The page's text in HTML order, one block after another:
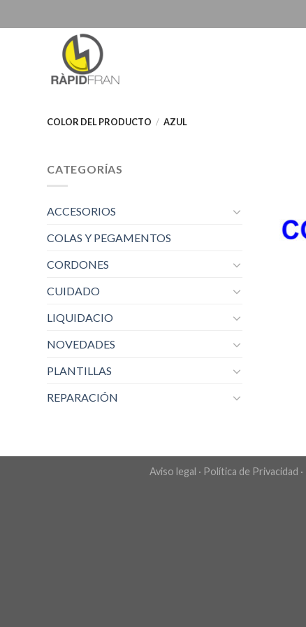
to
COLOR DEL PRODUCTO / AZUL
CATEGORÍAS
ACCESORIOS
COLAS Y PEGAMENTOS
CORDONES
CUIDADO
LIQUIDACIO
NOVEDADES
PLANTILLAS
REPARACIÓN
Aviso legal · Política de Privacidad ·